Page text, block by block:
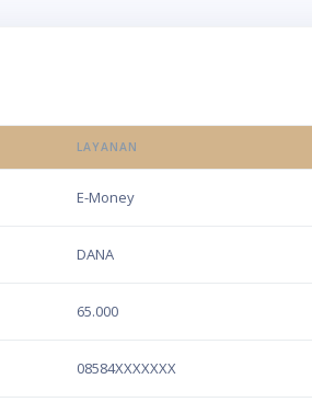
LAYANAN
E-Money
DANA
65.000
08584XXXXXXX